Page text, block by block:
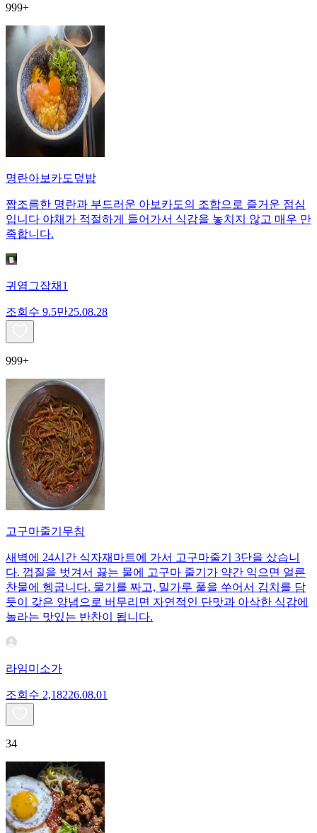
999+
명란아보카도덮밥
짭조름한 명란과 부드러운 아보카도의 조합으로 즐거운 점심
입니다 야채가 적절하게 들어가서 식감을 놓치지 않고 매우 만
족합니다.
귀염그잡채1
조회수 9.5만25.08.28
999+
고구마줄기무침
새벽에 24시간 식자재마트에 가서 고구마줄기 3단을 샀습니
다. 껍질을 벗겨서 끓는 물에 고구마 줄기가 약간 익으면 얼른
찬물에 헹굽니다. 물기를 짜고, 밀가루 풀을 쑤어서 김치를 담
듯이 갖은 양념으로 버무리면 자연적인 단맛과 아삭한 식감에
놀라는 맛있는 반찬이 됩니다.
라임미소가
조회수 2,18226.08.01
34